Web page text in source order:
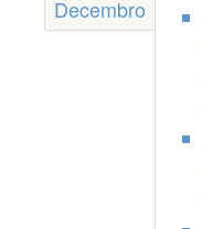
Decembro